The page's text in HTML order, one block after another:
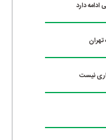
دارد
نیست